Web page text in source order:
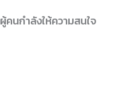
ผู้คนกำลังให้ความสนใจ